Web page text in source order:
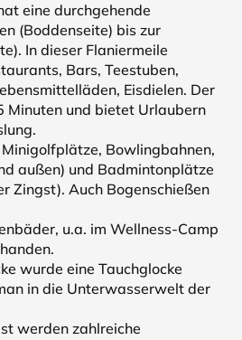
eine durchgehende
(Boddenseite) bis zur
In dieser Flaniermeile
Bars, Teestuben,
Eisdielen. Der
Minuten und bietet Urlaubern
Bowlingbahnen,
außen) und Badmintonplätze
Zingst). Auch Bogenschießen
u.a. im Wellness-Camp
wurde eine Tauchglocke
in die Unterwasserwelt der
werden zahlreiche